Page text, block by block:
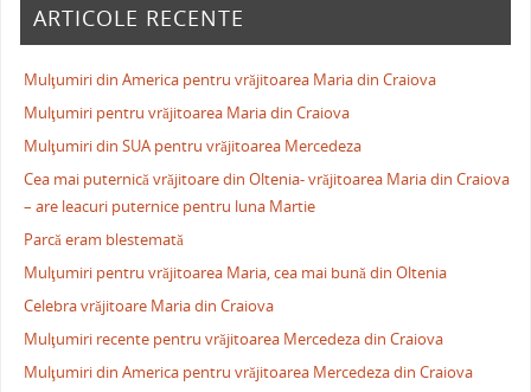
ARTICOLE RECENTE
Mulţumiri din America pentru vrăjitoarea Maria din Craiova
Mulţumiri pentru vrăjitoarea Maria din Craiova
Mulţumiri din SUA pentru vrăjitoarea Mercedeza
Cea mai puternică vrăjitoare din Oltenia- vrăjitoarea Maria din Craiova
– are leacuri puternice pentru luna Martie
Parcă eram blestemată
Mulţumiri pentru vrăjitoarea Maria, cea mai bună din Oltenia
Celebra vrăjitoare Maria din Craiova
Mulţumiri recente pentru vrăjitoarea Mercedeza din Craiova
Mulţumiri din America pentru vrăjitoarea Mercedeza din Craiova